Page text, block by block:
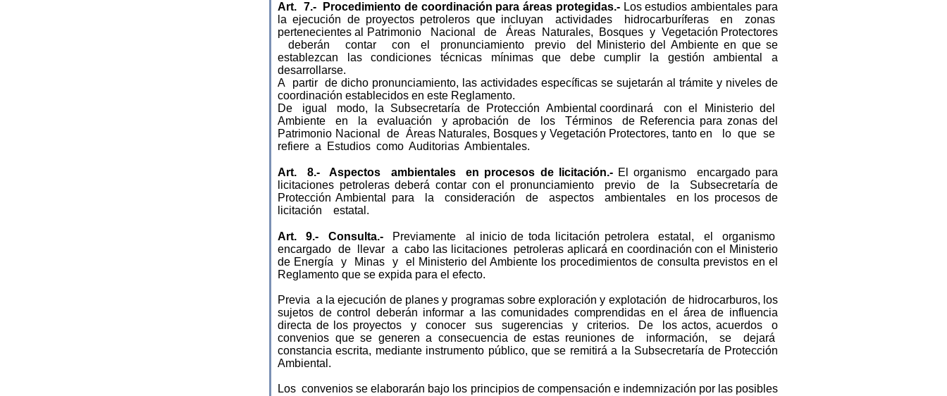
Art. 7.- Procedimiento de coordinación para áreas protegidas.- Los estudios ambientales para
la ejecución de proyectos petroleros que incluyan actividades hidrocarburíferas en zonas
pertenecientes al Patrimonio Nacional de Áreas Naturales, Bosques y Vegetación Protectores
deberán contar con el pronunciamiento previo del Ministerio del Ambiente en que se
establezcan las condiciones técnicas mínimas que debe cumplir la gestión ambiental a
desarrollarse.
A partir de dicho pronunciamiento, las actividades específicas se sujetarán al trámite y niveles de
coordinación establecidos en este Reglamento.
De igual modo, la Subsecretaría de Protección Ambiental coordinará con el Ministerio del
Ambiente en la evaluación y aprobación de los Términos de Referencia para zonas del
Patrimonio Nacional de Áreas Naturales, Bosques y Vegetación Protectores, tanto en lo que se
refiere a Estudios como Auditorias Ambientales.
Art. 8.- Aspectos ambientales en procesos de licitación.- El organismo encargado para
licitaciones petroleras deberá contar con el pronunciamiento previo de la Subsecretaría de
Protección Ambiental para la consideración de aspectos ambientales en los procesos de
licitación estatal.
Art. 9.- Consulta.- Previamente al inicio de toda licitación petrolera estatal, el organismo
encargado de llevar a cabo las licitaciones petroleras aplicará en coordinación con el Ministerio
de Energía y Minas y el Ministerio del Ambiente los procedimientos de consulta previstos en el
Reglamento que se expida para el efecto.
Previa a la ejecución de planes y programas sobre exploración y explotación de hidrocarburos, los
sujetos de control deberán informar a las comunidades comprendidas en el área de influencia
directa de los proyectos y conocer sus sugerencias y criterios. De los actos, acuerdos o
convenios que se generen a consecuencia de estas reuniones de información, se dejará
constancia escrita, mediante instrumento público, que se remitirá a la Subsecretaría de Protección
Ambiental.
Los convenios se elaborarán bajo los principios de compensación e indemnización por las posibles